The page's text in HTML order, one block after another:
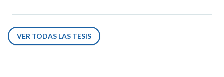
VER TODAS LAS TESIS